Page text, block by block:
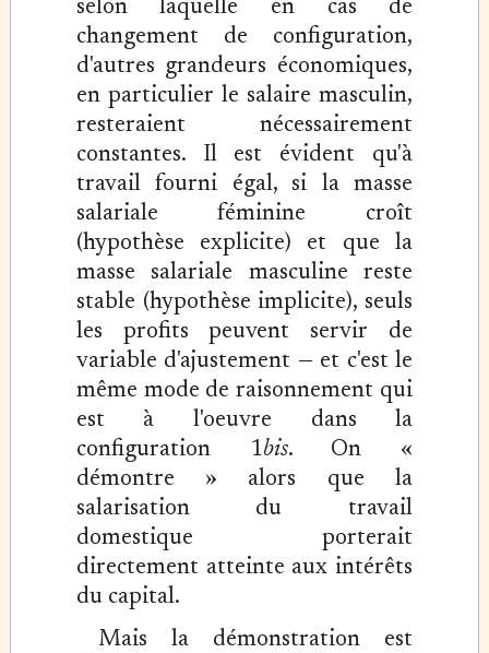
selon laquelle en cas de
changement de configuration,
d'autres grandeurs économiques,
en particulier le salaire masculin,
resteraient nécessairement
constantes. Il est évident qu'à
travail fourni égal, si la masse
salariale féminine croît
(hypothèse explicite) et que la
masse salariale masculine reste
stable (hypothèse implicite), seuls
les profits peuvent servir de
variable d'ajustement — et c'est le
même mode de raisonnement qui
est à l'oeuvre dans la
configuration 1bis. On «
démontre » alors que la
salarisation du travail
domestique porterait
directement atteinte aux intérêts
du capital.
Mais la démonstration est